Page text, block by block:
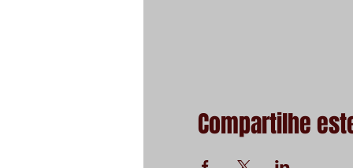
Compartilhe